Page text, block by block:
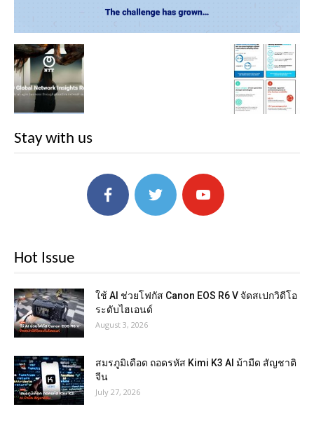
Stay with us
Hot Issue
ใช้ AI ช่วยโฟกัส Canon EOS R6 V จัดสเปกวิดีโอ
ระดับไฮเอนด์
August 3, 2026
สมรภูมิเดือด ถอดรหัส Kimi K3 AI ม้ามืด สัญชาติ
จีน
July 27, 2026